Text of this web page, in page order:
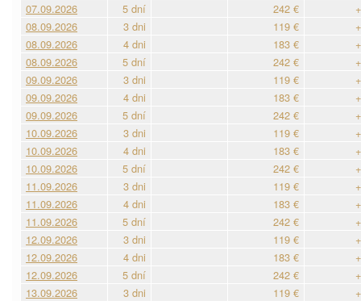
07.09.2026
5 dní 242 €
08.09.2026
3 dni 119 €
08.09.2026
4 dni 183 €
08.09.2026
5 dní 242 €
09.09.2026
3 dni 119 €
09.09.2026
4 dni 183 €
09.09.2026
5 dní 242 €
10.09.2026
3 dni 119 €
10.09.2026
4 dni 183 €
10.09.2026
5 dní 242 €
11.09.2026
3 dni 119 €
11.09.2026
4 dni 183 €
11.09.2026
5 dní 242 €
12.09.2026
3 dni 119 €
12.09.2026
4 dni 183 €
12.09.2026
5 dní 242 €
13.09.2026
3 dni 119 €